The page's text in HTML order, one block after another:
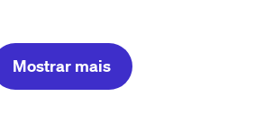
Mostrar mais